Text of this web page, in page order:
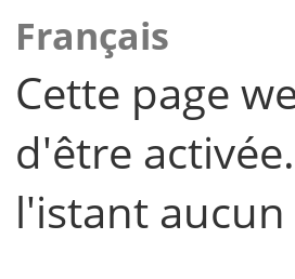
Français
Cette page
d'être
l'istant